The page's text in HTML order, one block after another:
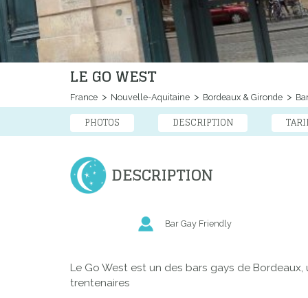
LE GO WEST
France Nouvelle-Aquitaine Bordeaux & Gironde
PHOTOS DESCRIPTION
DESCRIPTION
Bar Gay Friendly
Le Go West est un des bars gays de
trentenaires